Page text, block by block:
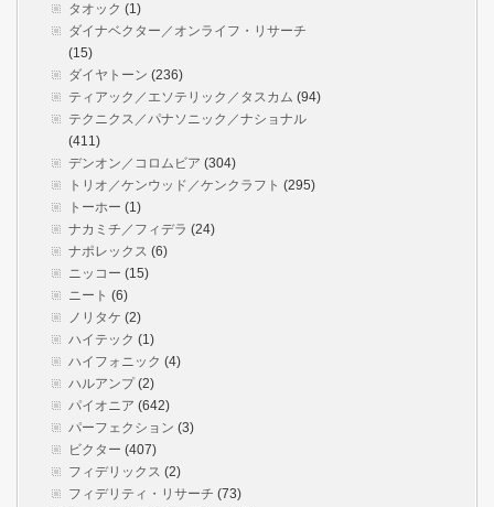
タオック (1)
ダイナベクター／オンライフ・リサーチ
(15)
ダイヤトーン (236)
ティアック／エソテリック／タスカム (94)
テクニクス／パナソニック／ナショナル
(411)
デンオン／コロムビア (304)
トリオ／ケンウッド／ケンクラフト (295)
トーホー (1)
ナカミチ／フィデラ (24)
ナポレックス (6)
ニッコー (15)
ニート (6)
ノリタケ (2)
ハイテック (1)
ハイフォニック (4)
ハルアンプ(2)
パイオニア (642)
パーフェクション (3)
ビクター (407)
フィデリックス (2)
フィデリティ・リサーチ (73)